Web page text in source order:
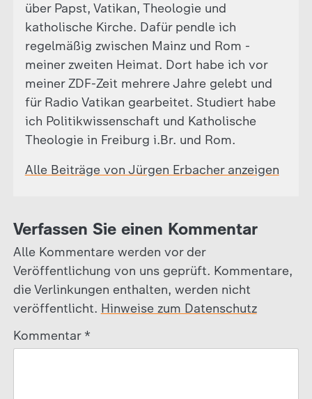
über Papst, Vatikan, Theologie und
katholische Kirche. Dafür pendle ich
regelmäßig zwischen Mainz und Rom -
meiner zweiten Heimat. Dort habe ich vor
meiner ZDF-Zeit mehrere Jahre gelebt und
für Radio Vatikan gearbeitet. Studiert habe
ich Politikwissenschaft und Katholische
Theologie in Freiburg i.Br. und Rom.
Alle Beiträge von Jürgen Erbacher anzeigen
Verfassen Sie einen Kommentar
Alle Kommentare werden vor der
Veröffentlichung von uns geprüft. Kommentare,
die Verlinkungen enthalten, werden nicht
veröffentlicht. Hinweise zum Datenschutz
Kommentar *